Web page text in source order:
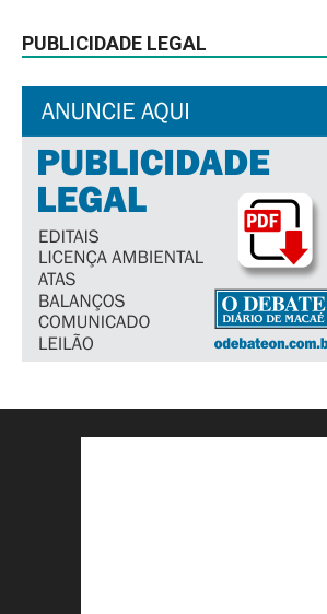
PUBLICIDADE LEGAL